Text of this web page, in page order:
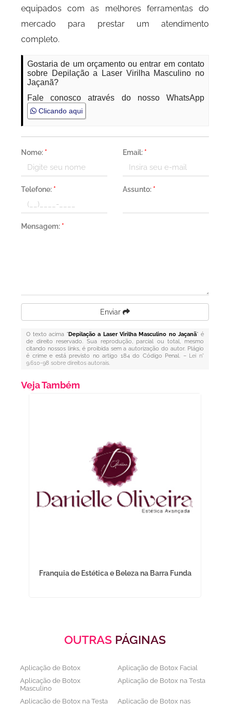
equipados com as melhores ferramentas do
mercado para prestar um atendimento
completo.
Gostaria de um orçamento ou entrar em contato
sobre Depilação a Laser Virilha Masculino no
Jaçanã?
Fale conosco através do nosso WhatsApp
Clicando aqui
Nome: * Email: *
Telefone: * Assunto: *
Mensagem: *
Enviar
O texto acima "Depilação a Laser Virilha Masculino no Jaçanã" é
de direito reservado. Sua reprodução, parcial ou total, mesmo
citando nossos links, é proibida sem a autorização do autor. Plágio
é crime e está previsto no artigo 184 do Código Penal. – Lei n°
9.610-98 sobre direitos autorais.
Veja Também
Franquia de Estética e Beleza na Barra Funda
OUTRAS PÁGINAS
Aplicação de Botox
Aplicação de Botox Facial
Aplicação de Botox
Masculino
Aplicação de Botox na Testa
Aplicação de Botox na Testa
Aplicação de Botox nas